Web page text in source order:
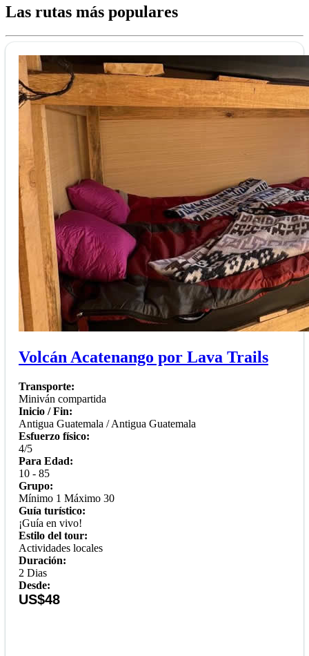
Las rutas más populares
Volcán Acatenango por Lava Trails
Transporte:
Miniván compartida
Inicio / Fin:
Antigua Guatemala / Antigua Guatemala
Esfuerzo físico:
4/5
Para Edad:
10 - 85
Grupo:
Mínimo 1 Máximo 30
Guía turístico:
¡Guía en vivo!
Estilo del tour:
Actividades locales
Duración:
2 Dias
Desde:
US$48